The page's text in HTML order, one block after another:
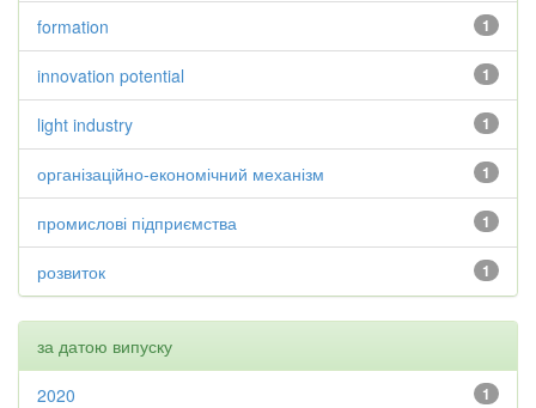
1
formation
1
innovation potential
1
light industry
1
організаційно-економічний механізм
1
промислові підприємства
1
розвиток
за датою випуску
1
2020